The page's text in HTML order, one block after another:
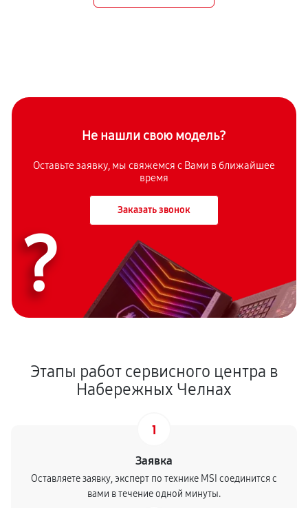
Не нашли свою модель?
Оставьте заявку, мы свяжемся с Вами в ближайшее
время
Заказать звонок
?
Этапы работ сервисного центра в
Набережных Челнах
1
Заявка
Оставляете заявку, эксперт по технике MSI соединится с
вами в течение одной минуты.